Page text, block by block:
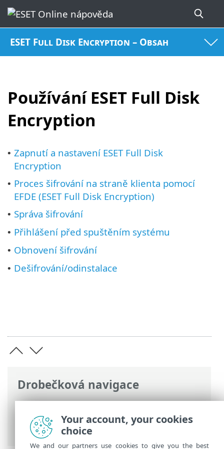
ESET Full Disk Encryption – Obsah
Používání ESET Full Disk
Encryption
Drobečková navigace
ESET Online nápověda>ESET Full Disk
Encryption>Používání ESET Full Disk
Encryption
• Zapnutí a nastavení ESET Full Disk
Encryption
• Proces šifrování na straně klienta pomocí
EFDE (ESET Full Disk Encryption)
• Správa šifrování
• Přihlášení před spuštěním systému
• Obnovení šifrování
• Dešifrování/odinstalace
Your account, your cookies
choice
We and our partners use cookies to give you the best